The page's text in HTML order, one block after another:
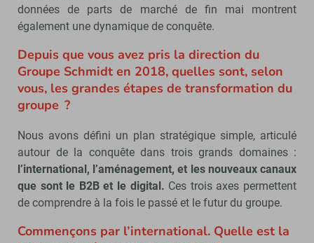
données de parts de marché de fin mai montrent
également une dynamique de conquête.
Depuis que vous avez pris la direction du
Groupe Schmidt en 2018, quelles sont, selon
vous, les grandes étapes de transformation du
groupe ?
Nous avons défini un plan stratégique simple, articulé
autour de la conquête dans trois grands domaines :
l’international, l’aménagement, et les nouveaux canaux
que sont le B2B et le digital. Ces trois axes permettent
de comprendre à la fois le passé et le futur du groupe.
Commençons par l’international. Quelle est la